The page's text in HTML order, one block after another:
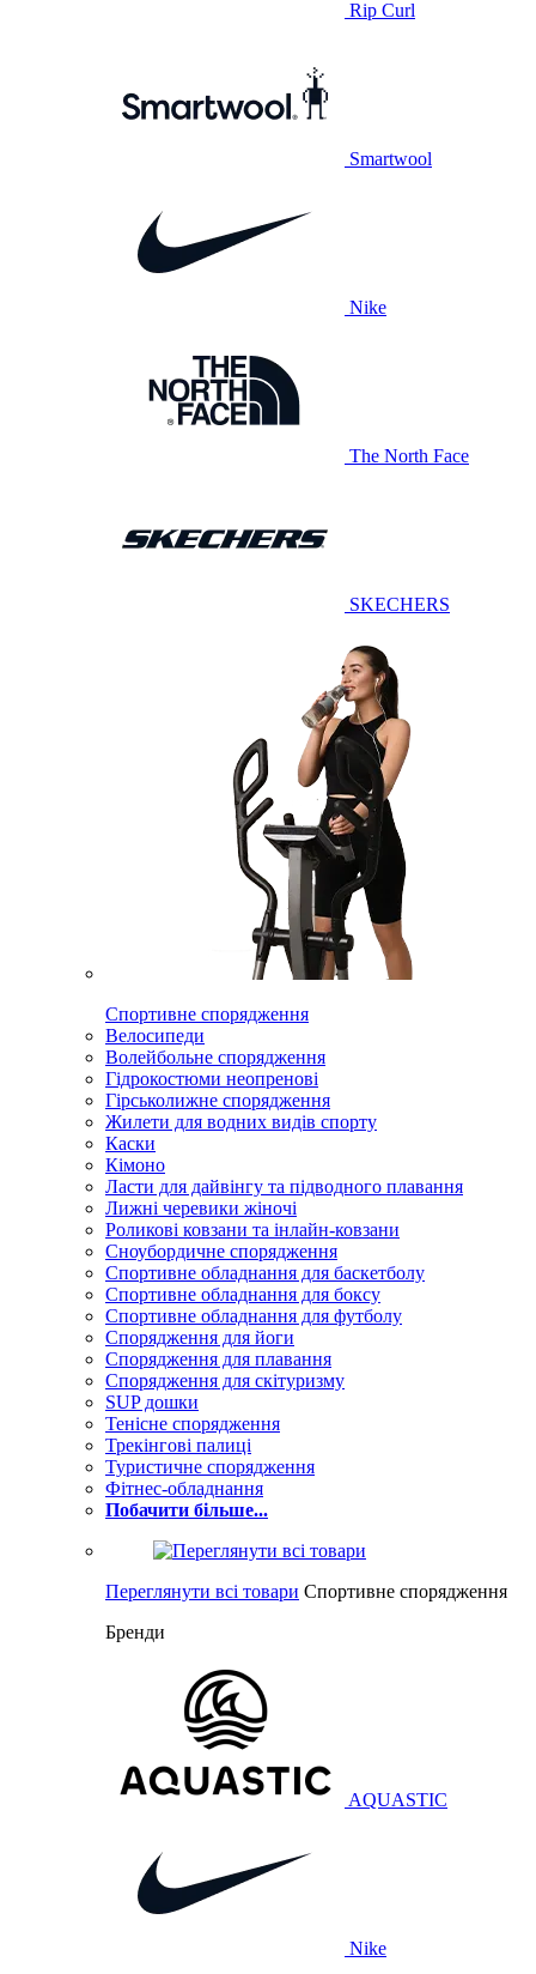
Rip Curl
Smartwool
Nike
The North Face
SKECHERS
Спортивне спорядження
Велосипеди
Волейбольне спорядження
Гідрокостюми неопренові
Гірськолижне спорядження
Жилети для водних видів спорту
Каски
Кімоно
Ласти для дайвінгу та підводного плавання
Лижні черевики жіночі
Роликові ковзани та інлайн-ковзани
Сноубордичне спорядження
Спортивне обладнання для баскетболу
Спортивне обладнання для боксу
Спортивне обладнання для футболу
Спорядження для йоги
Спорядження для плавання
Спорядження для скітуризму
SUP дошки
Тенісне спорядження
Трекінгові палиці
Туристичне спорядження
Фітнес-обладнання
Побачити більше...
Переглянути всі товари Спортивне спорядження
Бренди
AQUASTIC
Nike